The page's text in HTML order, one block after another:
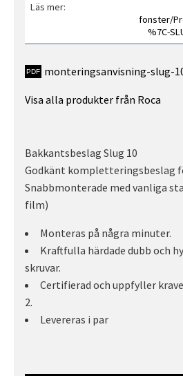
Läs mer
fonster/
%7C-
monteringsanvisning-slug-
Visa alla produkter från Roca
Bakkantsbeslag Slug 10
Godkänt kompletteringsbeslag
Snabbmonterade med vanliga
film)
Monteras på några minuter.
Kraftfulla härdade dubb och
skruvar.
Certifierad och uppfyller
2.
Levereras i par